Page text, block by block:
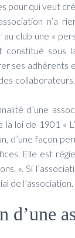
pour qui veut
n’a
club une «
constitué sous
ses
collaborateurs.
d’une
la loi de 1901 «
d’une façon
Elle est
». Si
de l’association.
d’une